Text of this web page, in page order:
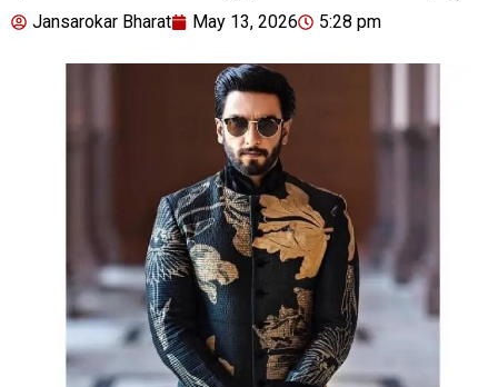
Jansarokar Bharat May 13, 2026 5:28 pm